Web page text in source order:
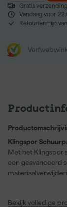
Gratis
Vandaag voor
Retourtermijn
Klingspor
Met het Klingspor
een geavanceerd
dankzij de actieve
Bekijk volledige